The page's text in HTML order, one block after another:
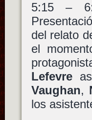
5:15 –
del relato
el
Lefevre
Vaughan,
los